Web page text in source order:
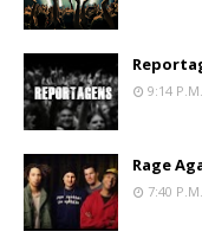
9:14 P.m.
Rage
7:40 P.m.